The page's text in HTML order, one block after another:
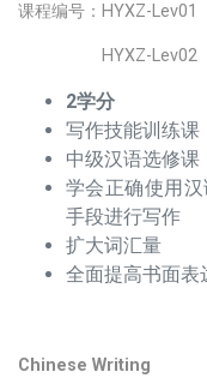
课程编号：HYXZ-Lev01
HYXZ-Lev02
2学分
写作技能训练课
中级汉语选修课
学会正确使用
手段进行写作
扩大词汇量
全面提高书面表
Chinese Writing